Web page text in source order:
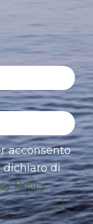
acconsento
di
Policy